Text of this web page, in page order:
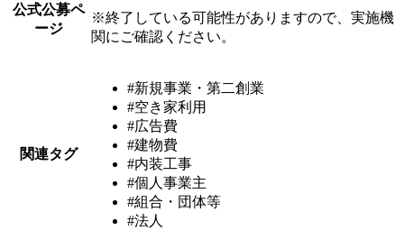
公式公募ペ
ージ
※終了している可能性がありますので、実施機
関にご確認ください。
関連タグ
#新規事業・第二創業
#空き家利用
#広告費
#建物費
#内装工事
#個人事業主
#組合・団体等
#法人